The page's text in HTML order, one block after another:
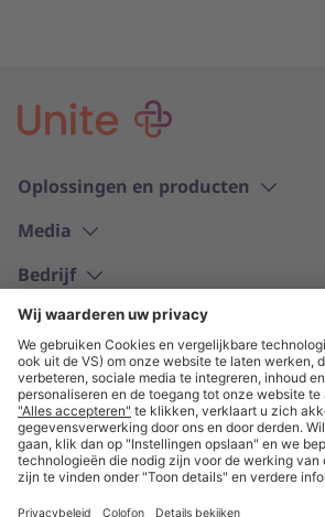
Oplossingen en producten
Media
Bedrijf